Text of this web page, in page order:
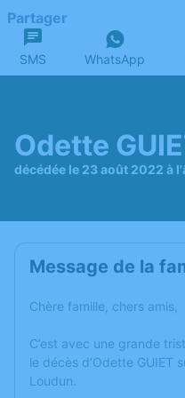
Partager
SMS WhatsApp
Odette
décédée le 23 août 2022 à
Message de la
Chère famille, chers amis,
C’est avec une grande
le décès d’Odette GUIET
Loudun.